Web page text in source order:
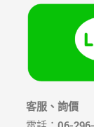
客服、詢價